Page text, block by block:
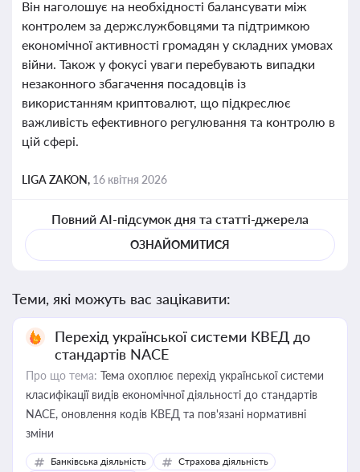
Він наголошує на необхідності балансувати між
контролем за держслужбовцями та підтримкою
економічної активності громадян у складних умовах
війни. Також у фокусі уваги перебувають випадки
незаконного збагачення посадовців із
використанням криптовалют, що підкреслює
важливість ефективного регулювання та контролю в
цій сфері.
LIGA ZAKON, 16 квітня 2026
Повний AI-підсумок дня та статті-джерела
ОЗНАЙОМИТИСЯ
Теми, які можуть вас зацікавити:
Перехід української системи КВЕД до
стандартів NACE
Про що тема: Тема охоплює перехід української системи
класифікації видів економічної діяльності до стандартів
NACE, оновлення кодів КВЕД та пов'язані нормативні
зміни
Банківська діяльність
Страхова діяльність